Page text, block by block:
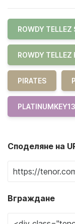
ROWDY TELLEZ
ROWDY TELLEZ
PIRATES
PLATINUMKEY13
Споделяне на
Вграждане